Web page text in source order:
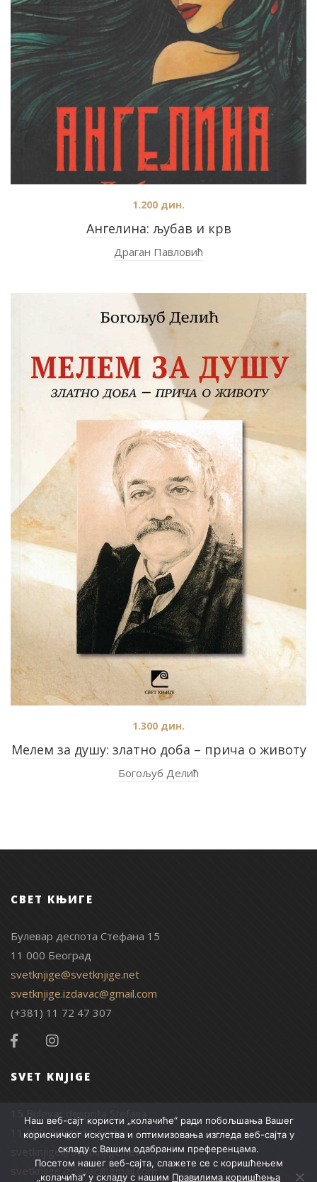
Ангелина: љубав и крв
1.200 дин.
Драган Павловић
Мелем за душу: златно доба – прича о животу
1.300 дин.
Богољуб Делић
СВЕТ КЊИГЕ
Булевар деспота Стефана 15
11 000 Београд
svetknjige@svetknjige.net
svetknjige.izdavac@gmail.com
(+381) 11 72 47 307
SVET KNJIGE
15 Bulevar despota Stefana
11 000 Belgrade, Serbia
svetknjige@svetknjige.net
svetknjige.izdavac@gmail.com
Наш веб-сајт користи „колачиће“ ради побољшања Вашег
корисничког искуства и оптимизовања изгледа веб-сајта у
складу с Вашим одабраним преференцама.
Посетом нашег веб-сајта, слажете се с коришћењем
„колачића“ у складу с нашим Правилима коришћења